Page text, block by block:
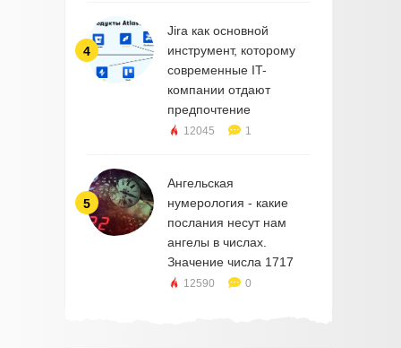
4
Jira как основной
инструмент, которому
современные IT-
компании отдают
предпочтение
12045 1
5
Ангельская
нумерология - какие
послания несут нам
ангелы в числах.
Значение числа 1717
12590 0